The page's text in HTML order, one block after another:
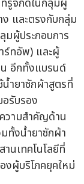
ที่รู้จักดีในกลุ่มผู้
ง และตรงกับกลุ่ม
มผู้ประกอบการ
ร์ทอัพ) และผู้
น อีกทั้งแบรนด์
ำยาซักผ้าสูตรที่
รับรอง
วามสำคัญด้าน
ทั้งน้ำยาซักผ้า
นเทคโนโลยีที่
ผู้บริโภคยุคใหม่